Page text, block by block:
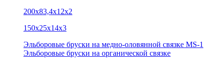
200х83,4х12х2
150х25х14х3
Эльборовые бруски на медно-оловянной связке MS-1
Эльборовые бруски на органической связке